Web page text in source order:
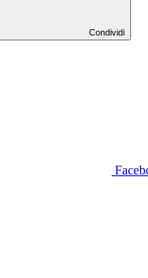
Condividi